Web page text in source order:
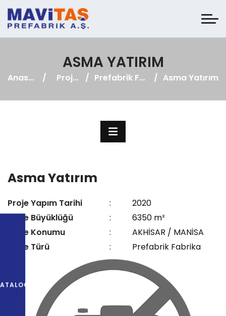
ASMA YATIRIM
Anasayfa Projeler Prefabrik Fabrika Asma Yatırım
Asma Yatırım
Proje Yapım Tarihi :
2020
Proje Büyüklüğü
:
6350 m²
Proje Konumu
:
AKHİSAR / MANİSA
Proje Türü
: Prefabrik Fabrika